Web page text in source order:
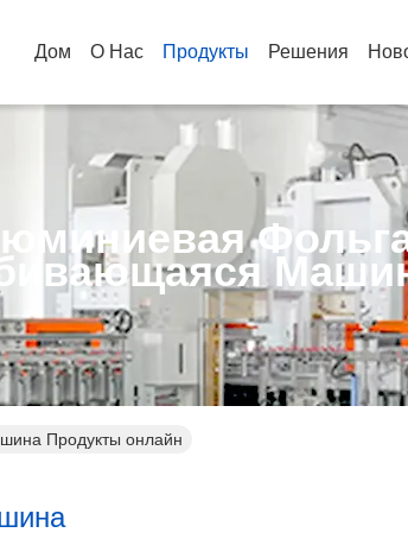
Дом О Нас Продукты Решения
Продукты онлайн